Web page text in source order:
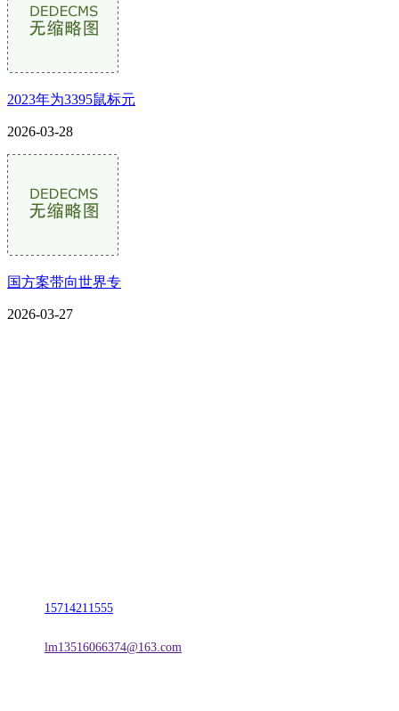
2023年为3395鼠标元
2026-03-28
国方案带向世界专
2026-03-27
15714211555
lm13516066374@163.com